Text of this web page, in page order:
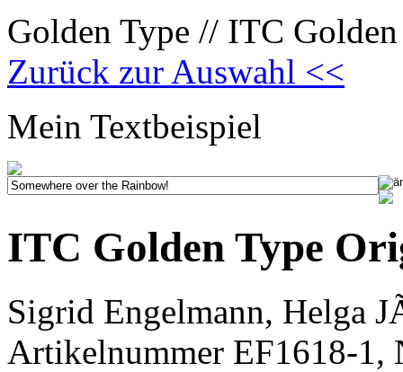
Golden Type // ITC
Zurück zur Auswahl <<
Mein Textbeispiel
ITC Golden Type
Sigrid Engelmann, Helga
Artikelnummer EF1618-1,